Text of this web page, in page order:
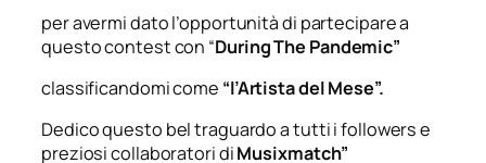
per avermi dato l’opportunità di partecipare a
questo contest con “During The Pandemic”
classificandomi come “l’Artista del Mese”.
Dedico questo bel traguardo a tutti i followers e
preziosi collaboratori diMusixmatch”